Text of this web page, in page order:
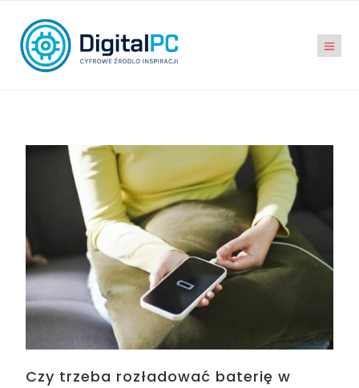
Czy trzeba rozładować baterię w